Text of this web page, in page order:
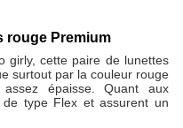
rouge Premium
girly, cette paire de lunettes
surtout par la couleur rouge
épaisse. Quant aux
de type Flex et assurent un